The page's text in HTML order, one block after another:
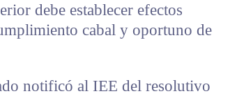
debe establecer efectos
cabal y oportuno de
notificó al IEE del resolutivo